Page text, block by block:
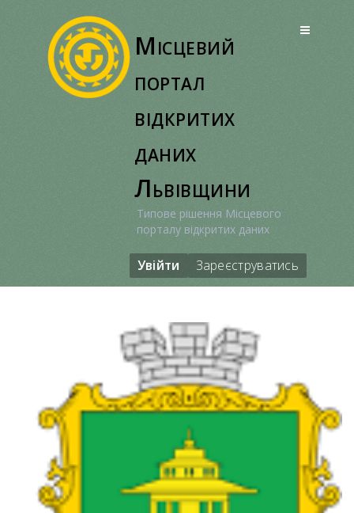
Місцевий
портал
відкритих
даних
Львівщини
Типове рішення Місцевого
порталу відкритих даних
Увійти Зареєструватись